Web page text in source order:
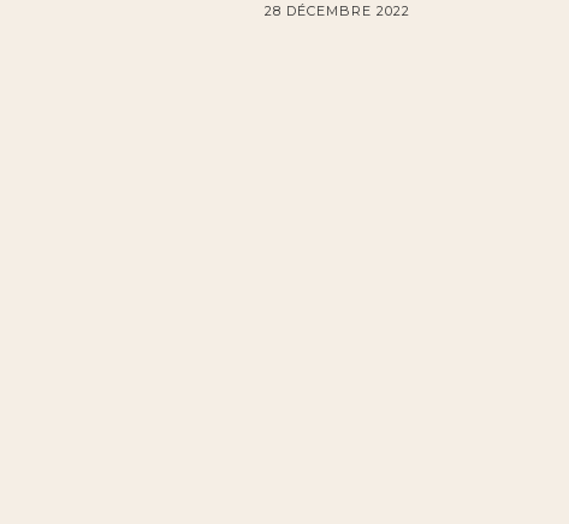
28 DÉCEMBRE 2022